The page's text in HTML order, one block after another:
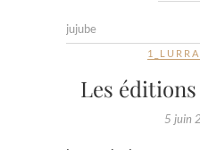
jujube
Les
5 juin